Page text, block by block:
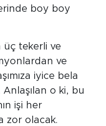
boy boy
üç tekerli ve
ve
iyice bela
o ki, bu
işi her
zor olacak.